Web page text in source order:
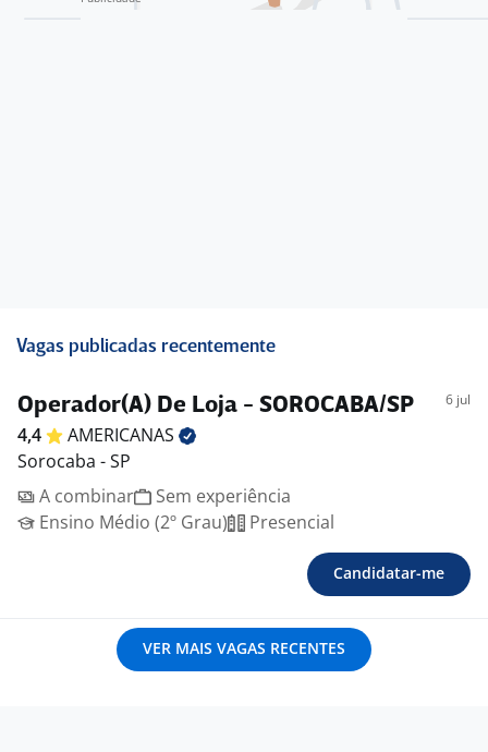
Vagas publicadas recentemente
Operador(A) De Loja - SOROCABA/SP 6 jul
4,4
AMERICANAS
Sorocaba - SP
A combinar
Sem experiência
Ensino Médio (2º Grau)
Presencial
Candidatar-me
VER MAIS VAGAS RECENTES